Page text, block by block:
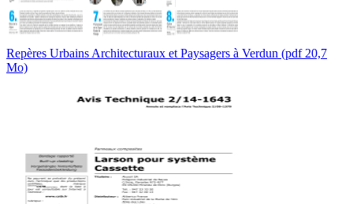
Repères Urbains Architecturaux et Paysagers à Verdun (pdf 20,7
Mo)